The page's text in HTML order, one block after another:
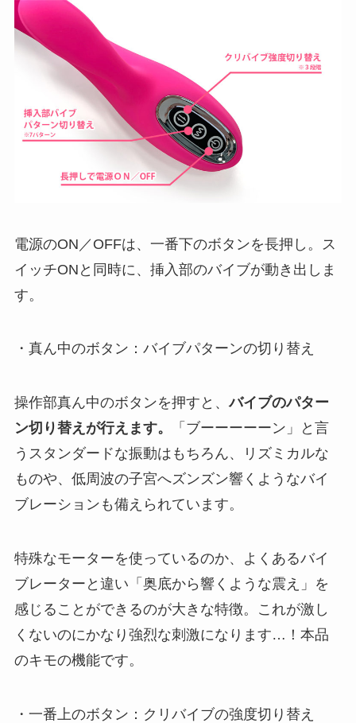
電源のON／OFFは、一番下のボタンを長押し。ス
イッチONと同時に、挿入部のバイブが動き出しま
す。
・真ん中のボタン：バイブパターンの切り替え
操作部真ん中のボタンを押すと、バイブのパター
ン切り替えが行えます。
「ブーーーーーン」と言
うスタンダードな振動はもちろん、リズミカルな
ものや、低周波の子宮へズンズン響くようなバイ
ブレーションも備えられています。
特殊なモーターを使っているのか、よくあるバイ
ブレーターと違い「奥底から響くような震え」を
感じることができるのが大きな特徴。これが激し
くないのにかなり強烈な刺激になります…！本品
のキモの機能です。
・一番上のボタン：クリバイブの強度切り替え